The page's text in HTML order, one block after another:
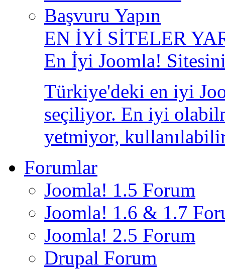
Başvuru Yapın
EN İYİ SİTELER
En İyi Joomla!
Türkiye'deki en iyi
seçiliyor. En iyi
yetmiyor,
Forumlar
Joomla! 1.5 Forum
Joomla! 1.6 & 1.7
Joomla! 2.5 Forum
Drupal Forum